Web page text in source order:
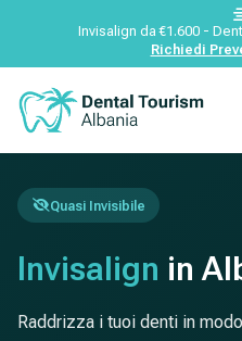
Invisalign da €1.600 -
Richiedi
Quasi Invisibile
Invisalign in
Raddrizza i tuoi denti in